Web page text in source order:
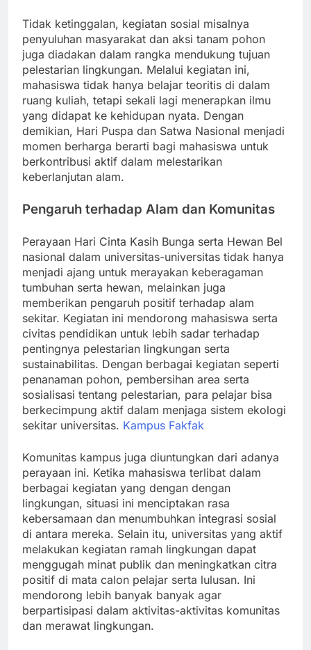
Tidak ketinggalan, kegiatan sosial misalnya
penyuluhan masyarakat dan aksi tanam pohon
juga diadakan dalam rangka mendukung tujuan
pelestarian lingkungan. Melalui kegiatan ini,
mahasiswa tidak hanya belajar teoritis di dalam
ruang kuliah, tetapi sekali lagi menerapkan ilmu
yang didapat ke kehidupan nyata. Dengan
demikian, Hari Puspa dan Satwa Nasional menjadi
momen berharga berarti bagi mahasiswa untuk
berkontribusi aktif dalam melestarikan
keberlanjutan alam.
Pengaruh terhadap Alam dan Komunitas
Perayaan Hari Cinta Kasih Bunga serta Hewan Bel
nasional dalam universitas-universitas tidak hanya
menjadi ajang untuk merayakan keberagaman
tumbuhan serta hewan, melainkan juga
memberikan pengaruh positif terhadap alam
sekitar. Kegiatan ini mendorong mahasiswa serta
civitas pendidikan untuk lebih sadar terhadap
pentingnya pelestarian lingkungan serta
sustainabilitas. Dengan berbagai kegiatan seperti
penanaman pohon, pembersihan area serta
sosialisasi tentang pelestarian, para pelajar bisa
berkecimpung aktif dalam menjaga sistem ekologi
sekitar universitas. Kampus Fakfak
Komunitas kampus juga diuntungkan dari adanya
perayaan ini. Ketika mahasiswa terlibat dalam
berbagai kegiatan yang dengan dengan
lingkungan, situasi ini menciptakan rasa
kebersamaan dan menumbuhkan integrasi sosial
di antara mereka. Selain itu, universitas yang aktif
melakukan kegiatan ramah lingkungan dapat
menggugah minat publik dan meningkatkan citra
positif di mata calon pelajar serta lulusan. Ini
mendorong lebih banyak banyak agar
berpartisipasi dalam aktivitas-aktivitas komunitas
dan merawat lingkungan.